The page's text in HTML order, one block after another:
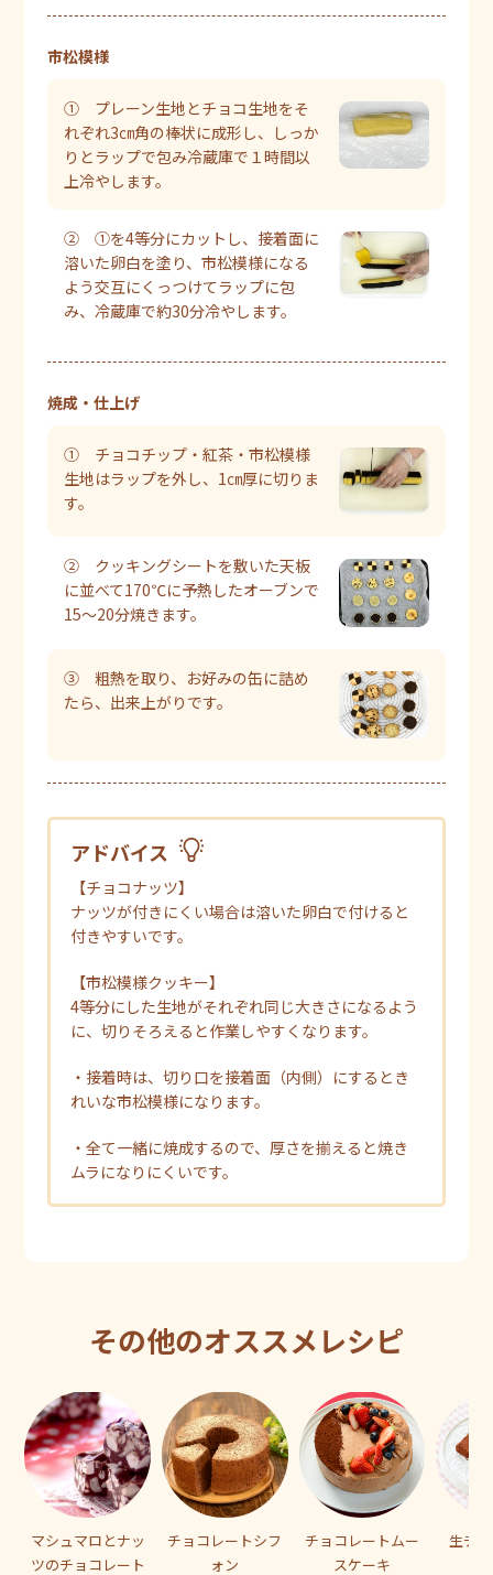
市松模様
① プレーン生地とチョコ生地をそ
れぞれ3㎝角の棒状に成形し、しっか
りとラップで包み冷蔵庫で１時間以
上冷やします。
② ①を4等分にカットし、接着面に
溶いた卵白を塗り、市松模様になる
よう交互にくっつけてラップに包
み、冷蔵庫で約30分冷やします。
焼成・仕上げ
① チョコチップ・紅茶・市松模様
生地はラップを外し、1㎝厚に切りま
す。
② クッキングシートを敷いた天板
に並べて170℃に予熱したオーブンで
15～20分焼きます。
③ 粗熱を取り、お好みの缶に詰め
たら、出来上がりです。
アドバイス
【チョコナッツ】
ナッツが付きにくい場合は溶いた卵白で付けると
付きやすいです。
【市松模様クッキー】
4等分にした生地がそれぞれ同じ大きさになるよう
に、切りそろえると作業しやすくなります。
・接着時は、切り口を接着面（内側）にするとき
れいな市松模様になります。
・全て一緒に焼成するので、厚さを揃えると焼き
ムラになりにくいです。
その他のオススメレシピ
マシュマロとナッ
ツのチョコレート
チョコレートシフ
ォン
チョコレートムー
スケーキ
生チ